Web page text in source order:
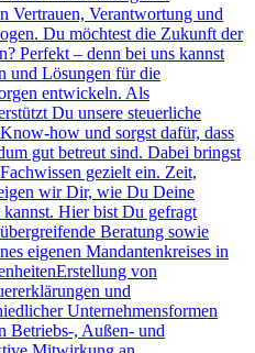
Vertrauen, Verantwortung und
Du möchtest die Zukunft der
Perfekt – denn bei uns kannst
und Lösungen für die
entwickeln. Als
Du unsere steuerliche
how und sorgst dafür, dass
gut betreut sind. Dabei bringst
gezielt ein. Zeit,
wir Dir, wie Du Deine
Hier bist Du gefragt
Beratung sowie
eigenen Mandantenkreises in
von
und
Unternehmensformen
Betriebs-, Außen- und